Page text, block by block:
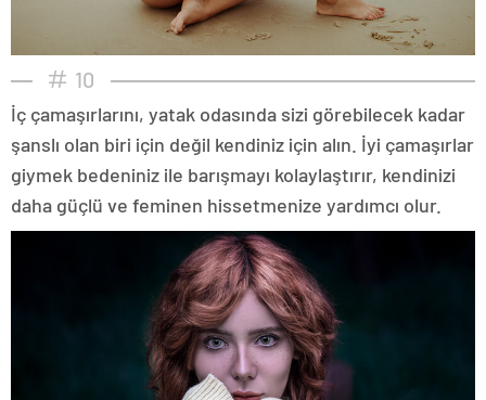
10
İç çamaşırlarını, yatak odasında sizi görebilecek kadar
şanslı olan biri için değil kendiniz için alın. İyi çamaşırlar
giymek bedeniniz ile barışmayı kolaylaştırır, kendinizi
daha güçlü ve feminen hissetmenize yardımcı olur.